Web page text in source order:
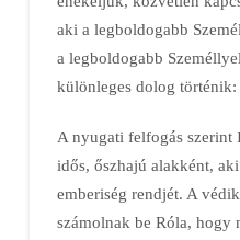
aki a legboldogabb
a legboldogabb
különleges dolog
A nyugati felfogás szerint
idős, őszhajú alakként,
emberiség rendjét. A
számolnak be Róla, hogy